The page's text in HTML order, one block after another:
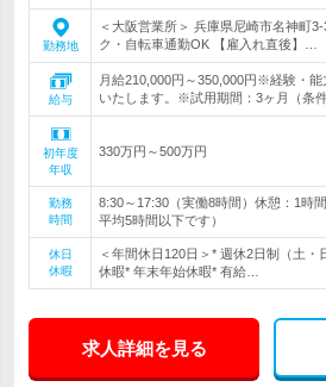
勤務地
＜大阪営業所＞ 兵庫県尼崎市名神町
ク・自転車通勤OK 【雇入れ直後】…
給与
月給210,000円～350,000円※経験・
いたします。※試用期間：3ヶ月（条件
初年度
年収
330万円～500万円
勤務
時間
8:30～17:30（実働8時間）休憩：1時
平均5時間以下です）
休日
休暇
＜年間休日120日＞* 週休2日制（土・
休暇* 年末年始休暇* 有給…
求人詳細を見る